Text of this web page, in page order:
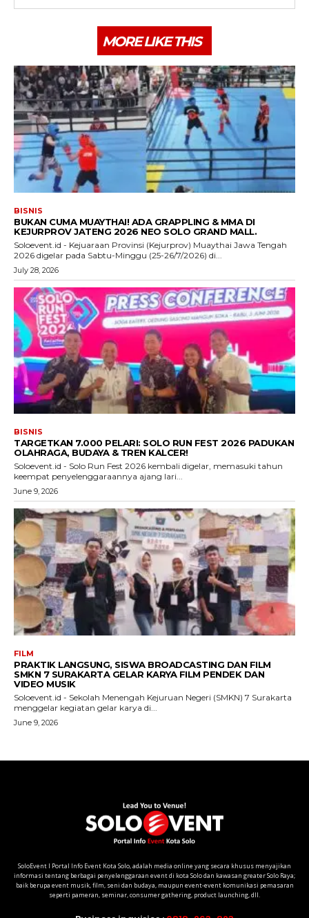
SoloEvent I Portal Info Event Kota Solo, adalah media online yang secara khusus menyajikan
informasi tentang berbagai penyelenggaraan event di kota Solo dan kawasan greater Solo Raya;
baik berupa event musik, film, seni dan budaya, maupun event-event komunikasi pemasaran
seperti pameran, seminar, consumer gathering, product launching, dll.